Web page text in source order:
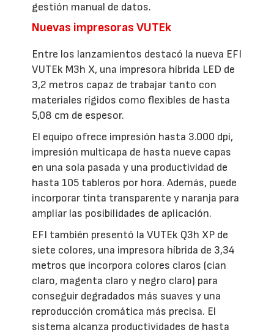
gestión manual de datos.
Nuevas impresoras VUTEk
Entre los lanzamientos destacó la nueva EFI
VUTEk M3h X, una impresora híbrida LED de
3,2 metros capaz de trabajar tanto con
materiales rígidos como flexibles de hasta
5,08 cm de espesor.
El equipo ofrece impresión hasta 3.000 dpi,
impresión multicapa de hasta nueve capas
en una sola pasada y una productividad de
hasta 105 tableros por hora. Además, puede
incorporar tinta transparente y naranja para
ampliar las posibilidades de aplicación.
EFI también presentó la VUTEk Q3h XP de
siete colores, una impresora híbrida de 3,34
metros que incorpora colores claros (cian
claro, magenta claro y negro claro) para
conseguir degradados más suaves y una
reproducción cromática más precisa. El
sistema alcanza productividades de hasta